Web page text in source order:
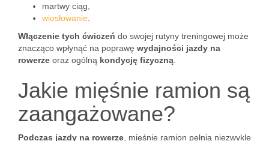
martwy ciąg,
wiosłowanie
Włączenie tych ćwiczeń do swojej rutyny treningowej może
znacząco wpłynąć na poprawę wydajności jazdy na
rowerze oraz ogólną kondycję fizyczną
Jakie mięśnie ramion są
zaangażowane?
Podczas jazdy na rowerze , mięśnie ramion pełnią niezwykle